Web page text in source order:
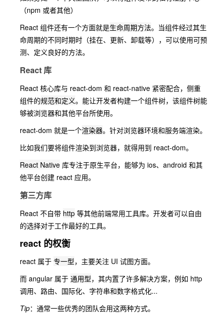
（npm 或者其他）
React 组件还有一个方面就是生命周期方法。当组件经过其生
命周期的不同时期时（挂在、更新、卸载等），可以使用可预
测、定义良好的方法。
React 库
React 核心库与 react-dom 和 react-native 紧密配合，侧重
组件的规范和定义。能让开发者构建一个组件树，该组件树能
够被浏览器和其他平台所使用。
react-dom 就是一个渲染器。针对浏览器环境和服务端渲染。
比如我们要将组件渲染到浏览器，就得用到 react-dom。
React Native 库专注于原生平台，能够为 ios、android 和其
他平台创建 react 应用。
第三方库
React 不自带 http 等其他前端常用工具库。开发者可以自由
的选择对于工作最好的工具。
react 的权衡
react 属于 专一型，主要关注 UI 试图方面。
而 angular 属于 通用型，其内置了许多解决方案，例如 http
调用、路由、国际化、字符串和数字格式化...
Tip：通常一些优秀的团队会用这两种方式。